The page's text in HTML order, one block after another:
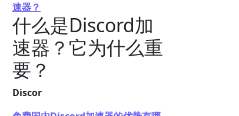
速器？
什么是Discord加
速器？它为什么重
要？
Discor